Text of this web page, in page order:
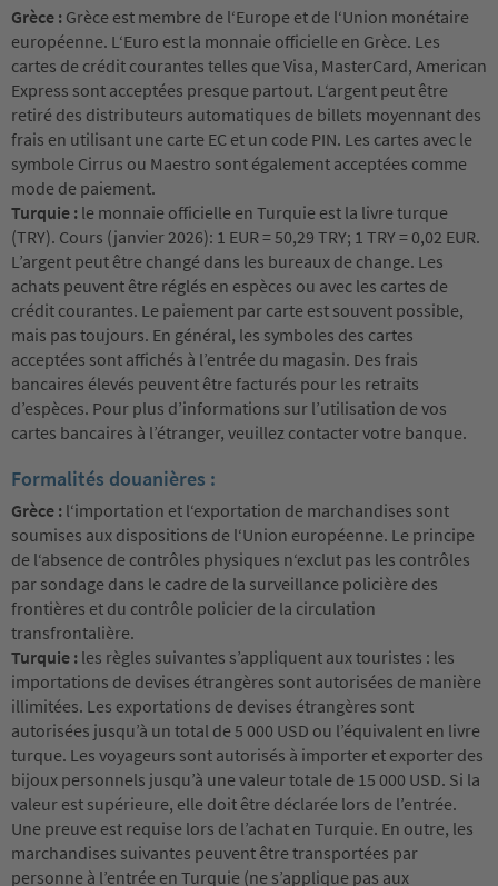
Grèce : Grèce est membre de l‘Europe et de l‘Union monétaire
européenne. L‘Euro est la monnaie officielle en Grèce. Les
cartes de crédit courantes telles que Visa, MasterCard, American
Express sont acceptées presque partout. L‘argent peut être
retiré des distributeurs automatiques de billets moyennant des
frais en utilisant une carte EC et un code PIN. Les cartes avec le
symbole Cirrus ou Maestro sont également acceptées comme
mode de paiement.
Turquie : le monnaie officielle en Turquie est la livre turque
(TRY). Cours (janvier 2026): 1 EUR = 50,29 TRY; 1 TRY = 0,02 EUR.
L’argent peut être changé dans les bureaux de change. Les
achats peuvent être réglés en espèces ou avec les cartes de
crédit courantes. Le paiement par carte est souvent possible,
mais pas toujours. En général, les symboles des cartes
acceptées sont affichés à l’entrée du magasin. Des frais
bancaires élevés peuvent être facturés pour les retraits
d’espèces. Pour plus d’informations sur l’utilisation de vos
cartes bancaires à l’étranger, veuillez contacter votre banque.
Formalités douanières :
Grèce : l‘importation et l‘exportation de marchandises sont
soumises aux dispositions de l‘Union européenne. Le principe
de l‘absence de contrôles physiques n‘exclut pas les contrôles
par sondage dans le cadre de la surveillance policière des
frontières et du contrôle policier de la circulation
transfrontalière.
Turquie : les règles suivantes s’appliquent aux touristes : les
importations de devises étrangères sont autorisées de manière
illimitées. Les exportations de devises étrangères sont
autorisées jusqu’à un total de 5 000 USD ou l’équivalent en livre
turque. Les voyageurs sont autorisés à importer et exporter des
bijoux personnels jusqu’à une valeur totale de 15 000 USD. Si la
valeur est supérieure, elle doit être déclarée lors de l’entrée.
Une preuve est requise lors de l’achat en Turquie. En outre, les
marchandises suivantes peuvent être transportées par
personne à l’entrée en Turquie (ne s’applique pas aux